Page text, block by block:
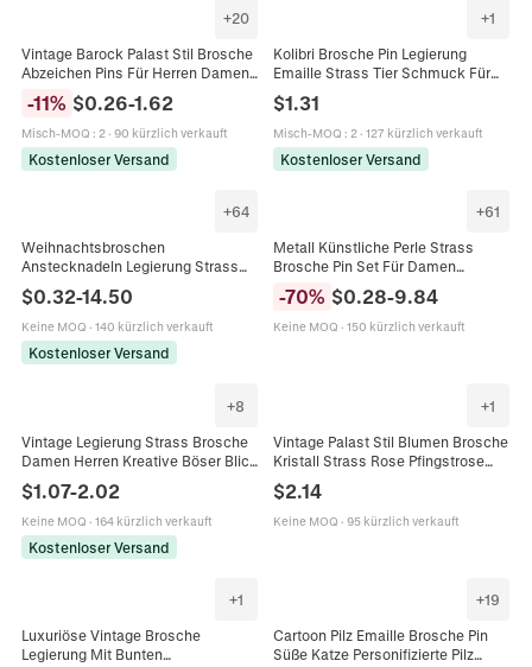
+20
Vintage Barock Palast Stil Brosche
Abzeichen Pins Für Herren Damen
Legierung Emaille Strass
Künstliche Perle Tier Löwe Adler
Skorpion Krone Brosche Schmuck
Geschenk
-11% $0.26-1.62
Misch-MOQ : 2· 90 kürzlich verkauft
Kostenloser Versand
+1
Kolibri Brosche Pin Legierung
Emaille Strass Tier Schmuck Für
Damen Elegant Mode Geschenk
Zubehör
$1.31
Misch-MOQ : 2· 127 kürzlich verkauft
Kostenloser Versand
+64
Weihnachtsbroschen
Anstecknadeln Legierung Strass
Emaille Rentier Schneemann
Weihnachtsbaum Kranz Glocke
Stiefel Schmuck Damen
$0.32-14.50
Keine MOQ · 140 kürzlich verkauft
Kostenloser Versand
+61
Metall Künstliche Perle Strass
Brosche Pin Set Für Damen
Taillenverstellung Kleidung
Dekoration Elegante Mode
Schmuck Zubehör
-70% $0.28-9.84
Keine MOQ · 150 kürzlich verkauft
+8
Vintage Legierung Strass Brosche
Damen Herren Kreative Böser Blick
Schmuck Zubehör
$1.07-2.02
Keine MOQ · 164 kürzlich verkauft
Kostenloser Versand
+1
Vintage Palast Stil Blumen Brosche
Kristall Strass Rose Pfingstrose
Frauen Hochzeit Bankett
$2.14
Keine MOQ · 95 kürzlich verkauft
+1
Luxuriöse Vintage Brosche
Legierung Mit Bunten
+19
Cartoon Pilz Emaille Brosche Pin
Süße Katze Personifizierte Pilz